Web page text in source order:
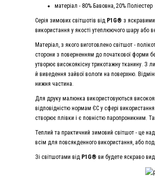
матеріал - 80% Бавовна, 20% Поліестер
Серія зимових світшотів від P1G® з
використання у якості утеплюючого шару або
Матеріал, з якого виготовлено світшот -
сторони з поверненням до початкової форми
утворює високоякісну трикотажну тканину. З
й виведення зайвої вологи на поверхню.
нижня частина.
Для друку малюнка використовуються
відповідністю нормам ЄС у сфері
створює плівки і є повністю паропроникним.
Теплий та практичний зимовий світшот - це
всім для повсякденного використання, або
Зі світшотами від P1G® ви будете яскраво